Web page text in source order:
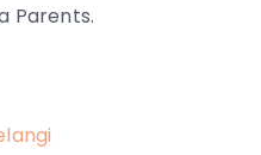
Parents.